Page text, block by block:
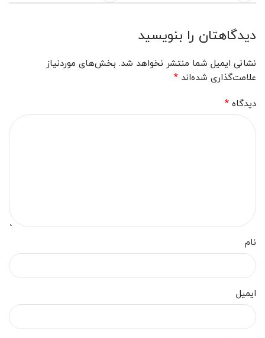
دیدگاهتان را بنویسید
نشانی ایمیل شما منتشر نخواهد شد. بخش‌های موردنیاز
علامت‌گذاری شده‌اند *
دیدگاه *
نام
ایمیل